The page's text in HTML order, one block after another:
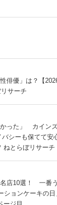
俳優」は？【
サーチ
かった」 カイン
シーも保てて安
ねとらぼリサーチ
店10選！ 一番
ションケーキの